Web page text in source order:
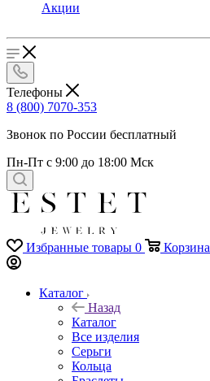
Акции
Телефоны
8 (800) 7070-353
Звонок по России бесплатный
Пн-Пт с 9:00 до 18:00 Мск
Избранные товары 0 Корзина
Каталог
Назад
Каталог
Все изделия
Серьги
Кольца